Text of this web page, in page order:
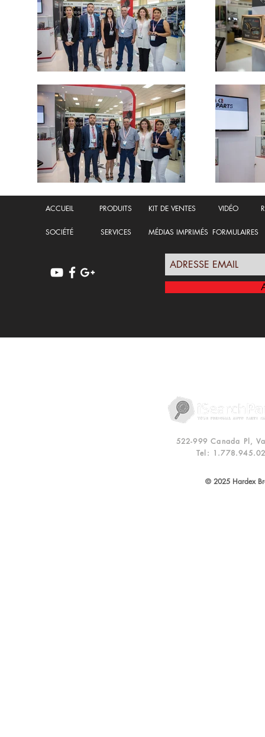
ACCUEIL PRODUITS KIT DE VENTES VIDÉO
SOCIÉTÉ SERVICES MÉDIAS IMPRIMÉS FORMULAIRES
522-999 Canada Pl,
Tel:
© 2025 Hardex